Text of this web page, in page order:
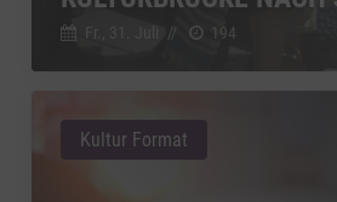
Fr., 31. Juli // 194
Kultur Format